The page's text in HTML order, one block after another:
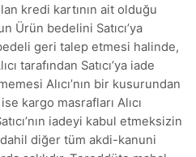
kredi kartının ait olduğu
Ürün bedelini Satıcı’ya
geri talep etmesi halinde,
tarafından Satıcı’ya iade
Alıcı’nın bir kusurundan
kargo masrafları Alıcı
iadeyi kabul etmeksizin
diğer tüm akdi-kanuni